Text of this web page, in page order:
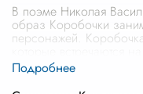
В поэме Николая
образ Коробочки
персонажей.